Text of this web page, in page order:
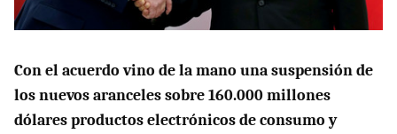
Con el acuerdo vino de la mano una suspensión de
los nuevos aranceles sobre 160.000 millones
dólares productos electrónicos de consumo y